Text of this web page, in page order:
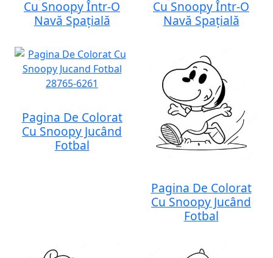
Cu Snoopy Într-O
Navă Spațială
Cu Snoopy Într-O
Navă Spațială
Pagina De Colorat
Cu Snoopy Jucând
Fotbal
Pagina De Colorat
Cu Snoopy Jucând
Fotbal